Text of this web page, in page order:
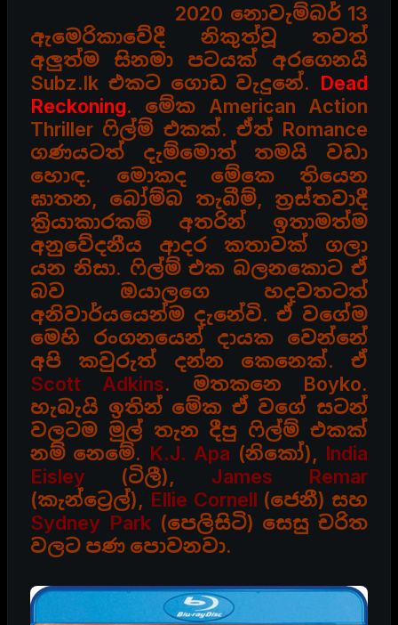
2020 නොවැම්බර් 13
ඇමෙරිකාවේදී නිකුත්වූ තවත්
අලුත්ම සිනමා පටයක් අරගෙනයි
Subz.lk එකට ගොඩ වැදුනේ. Dead
Reckoning. මේක American Action
Thriller ෆිල්ම් එකක්. ඒත් Romance
ගණයටත් දැම්මොත් තමයි වඩා
හොඳ. මොකද මේකෙ තියෙන
ඝාතන, බෝම්බ තැබීම්, ත්‍රස්තවාදී
ක්‍රියාකාරකම් අතරින් ඉතාමත්ම
අනුවේදනීය ආදර කතාවක් ගලා
යන නිසා. ෆිල්ම් එක බලනකොට ඒ
බව ඔයාලගෙ හදවතටත්
අනිවාර්යයෙන්ම දැනේවි. ඒ වගේම
මෙහි රංගනයෙන් දායක වෙන්නේ
අපි කවුරුත් දන්න කෙනෙක්. ඒ
Scott Adkins. මතකනෙ Boyko.
හැබැයි ඉතින් මේක ඒ වගේ සටන්
වලටම මුල් තැන දීපු ෆිල්ම් එකක්
නම් නෙමේ. K.J. Apa (නිකෝ), India
Eisley (ටිලී), James Remar
(කැන්ට්‍රෙල්), Ellie Cornell (ජෙනී) සහ
Sydney Park(පෙලිසිටි) සෙසු චරිත
වලට පණ පොවනවා.